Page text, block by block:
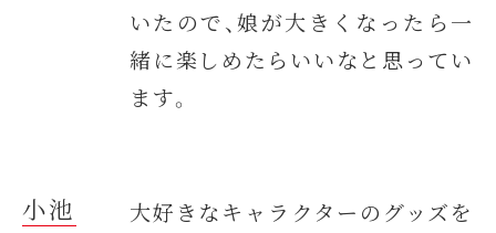
いたので、娘が大きくなったら一
緒に楽しめたらいいなと思ってい
ます。
小池
大好きなキャラクターのグッズを